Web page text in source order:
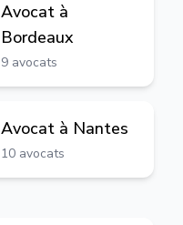
Avocat à
Bordeaux
9 avocats
Avocat à Nantes
10 avocats